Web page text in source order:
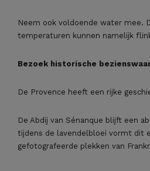
Neem ook voldoende water mee.
temperaturen kunnen namelijk
Bezoek historische
De Provence heeft een rijke
De Abdij van Sénanque blijft een
tijdens de lavendelbloei vormt dit
gefotografeerde plekken van